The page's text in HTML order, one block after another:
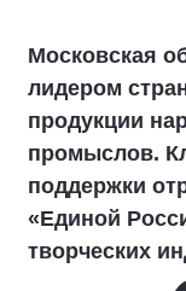
Московская
лидером
продукции
промыслов.
поддержки
«Единой
творческих